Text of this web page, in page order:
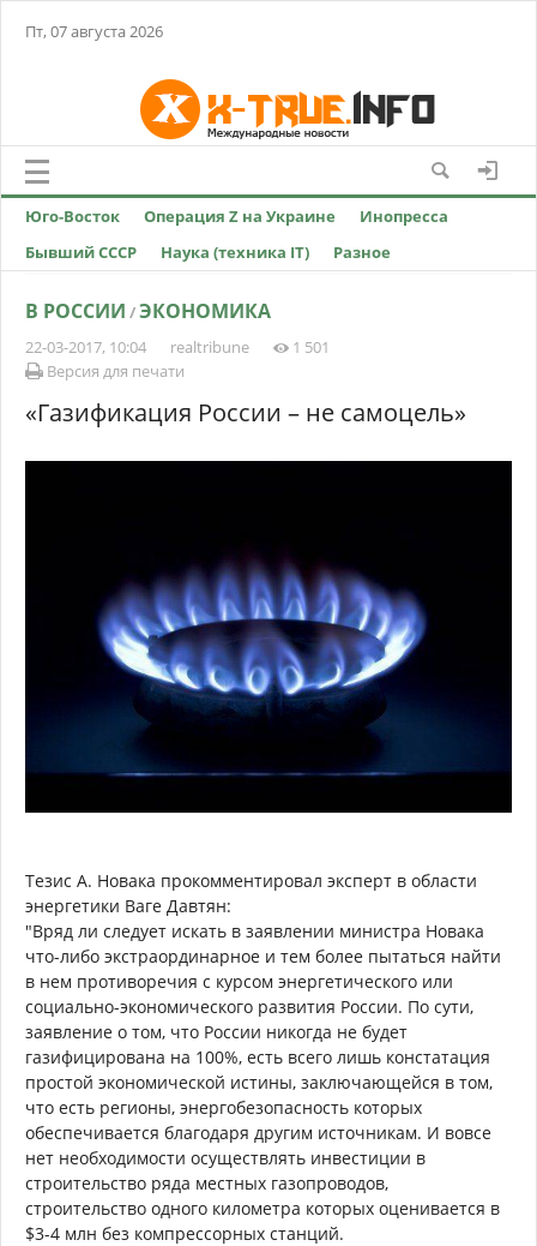
Пт, 07 августа 2026
Юго-Восток Операция Z на Украине
Инопресса
Бывший СССР
Наука (техника IT) Разное
В РОССИИ /ЭКОНОМИКА
22-03-2017, 10:04 realtribune
1 501
Версия для печати
«Газификация России – не самоцель»
Тезис А. Новака прокомментировал эксперт в области
энергетики Ваге Давтян:
"Вряд ли следует искать в заявлении министра Новака
что-либо экстраординарное и тем более пытаться найти
в нем противоречия с курсом энергетического или
социально-экономического развития России. По сути,
заявление о том, что России никогда не будет
газифицирована на 100%, есть всего лишь констатация
простой экономической истины, заключающейся в том,
что есть регионы, энергобезопасность которых
обеспечивается благодаря другим источникам. И вовсе
нет необходимости осуществлять инвестиции в
строительство ряда местных газопроводов,
строительство одного километра которых оценивается в
$3-4 млн без компрессорных станций.